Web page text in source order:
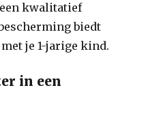
kwalitatief
biedt
je 1-jarige kind.
in een